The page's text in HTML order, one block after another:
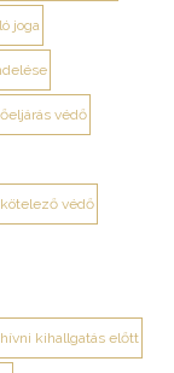
joga
védő
védő
kihallgatás előtt